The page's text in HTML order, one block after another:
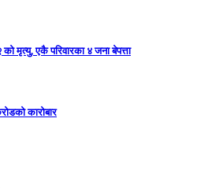
को मृत्यु, एकै परिवारका ४ जना बेपत्ता
कारोबार